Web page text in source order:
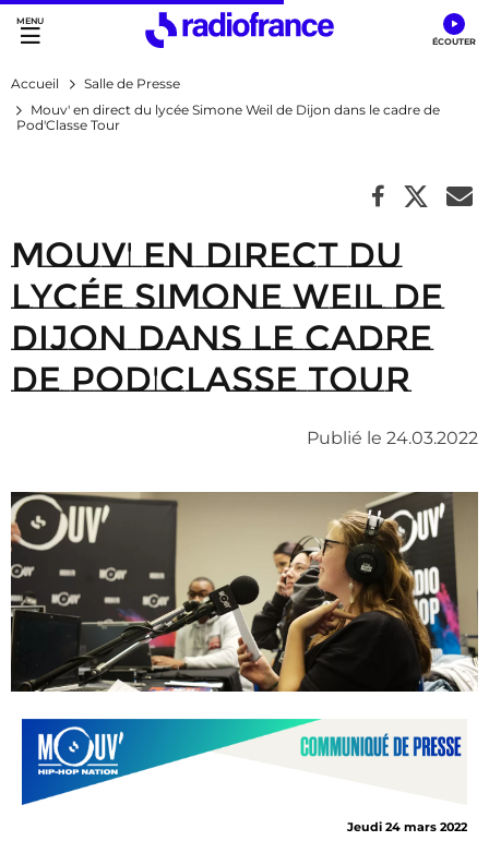
Accès direct :
Menu principal
Contenu
Accueil
Salle de Presse
Mouv' en direct du lycée Simone Weil de Dijon dans le cadre de
Pod'Classe Tour
Mouv' en direct du
lycée Simone Weil de
Dijon dans le cadre
de Pod'Classe Tour
Publié le 24.03.2022
Jeudi 24 mars 2022